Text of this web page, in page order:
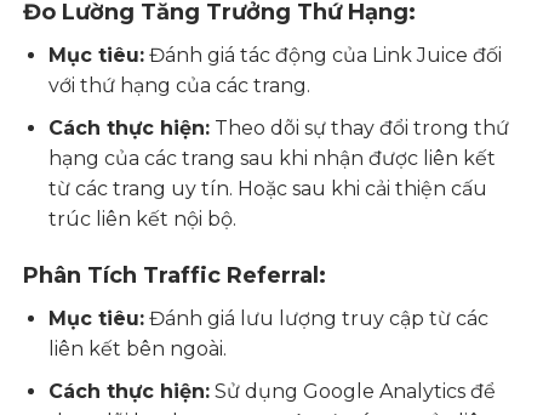
Đo Lường Tăng Trưởng Thứ Hạng:
Mục tiêu: Đánh giá tác động của Link Juice đối
với thứ hạng của các trang.
Cách thực hiện: Theo dõi sự thay đổi trong thứ
hạng của các trang sau khi nhận được liên kết
từ các trang uy tín. Hoặc sau khi cải thiện cấu
trúc liên kết nội bộ.
Phân Tích Traffic Referral:
Mục tiêu: Đánh giá lưu lượng truy cập từ các
liên kết bên ngoài.
Cách thực hiện: Sử dụng Google Analytics để